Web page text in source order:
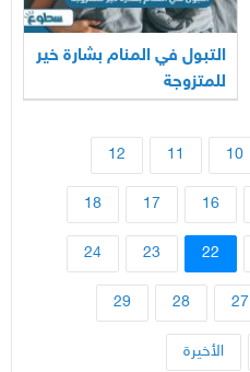
التبول في المنام بشارة خير
للمتزوجة
10
11
12
16
17
18
22
23
24
27
28
29
الأخيرة